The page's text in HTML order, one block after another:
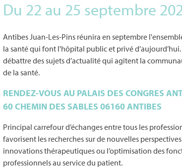
Du 22 au 25 septembre
Antibes Juan-Les-Pins réunira en septembre
la santé qui font l'hôpital public et privé
débattre des sujets d’actualité qui agitent la
de la santé.
RENDEZ-VOUS AU PALAIS DES CONGRES
60 CHEMIN DES SABLES 06160 ANTIBES
Principal carrefour d’échanges entre tous les
favorisent les recherches sur de nouvelles
innovations thérapeutiques ou l’optimisation des
professionnels au service du patient.